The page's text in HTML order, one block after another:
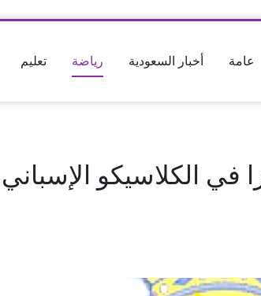
عامة أخبار السعودية رياضة تعليم
في الكلاسيكو